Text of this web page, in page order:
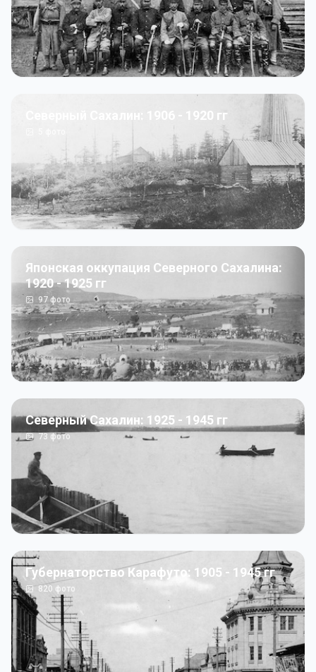
Северный Сахалин: 1906 - 1920 гг
Японская оккупация Северного Сахалина:
1920 - 1925 гг
97 фото
Северный Сахалин: 1925 - 1945 гг
73фото
Губернаторство Карафуто: 1905 - 1945 гг
820 фото